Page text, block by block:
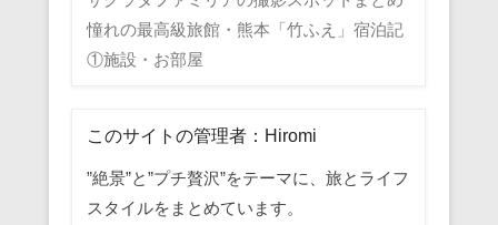
憧れの最高級旅館・熊本「竹ふえ」宿泊記
①施設・お部屋
このサイトの管理者：Hiromi
”絶景”と”プチ贅沢”をテーマに、旅とライフ
スタイルをまとめています。